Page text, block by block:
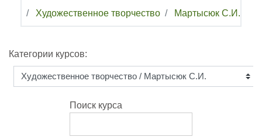
Художественное творчество Мартысюк С.И.
Категории курсов:
Поиск курса